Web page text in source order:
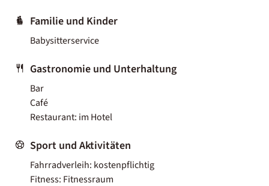
Familie und Kinder
Babysitterservice
Gastronomie und Unterhaltung
Bar
Café
Restaurant: im Hotel
Sport und Aktivitäten
Fahrradverleih: kostenpflichtig
Fitness: Fitnessraum